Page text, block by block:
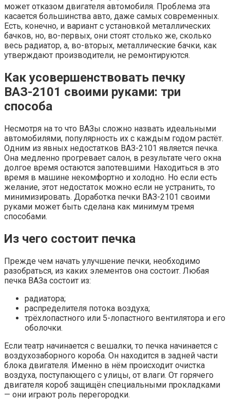
может отказом двигателя автомобиля. Проблема эта
касается большинства авто, даже самых современных.
Есть, конечно, и вариант с установкой металлических
бачков, но, во-первых, они стоят столько же, сколько
весь радиатор, а, во-вторых, металлические бачки, как
утверждают производители, не ремонтируются.
Как усовершенствовать печку
ВАЗ-2101 своими руками: три
способа
Несмотря на то что ВАЗы сложно назвать идеальными
автомобилями, популярность их с каждым годом растёт.
Одним из явных недостатков ВАЗ-2101 является печка.
Она медленно прогревает салон, в результате чего окна
долгое время остаются запотевшими. Находиться в это
время в машине некомфортно и холодно. Но если есть
желание, этот недостаток можно если не устранить, то
минимизировать. Доработка печки ВАЗ-2101 своими
руками может быть сделана как минимум тремя
способами.
Из чего состоит печка
Прежде чем начать улучшение печки, необходимо
разобраться, из каких элементов она состоит. Любая
печка ВАЗа состоит из:
радиатора;
распределителя потока воздуха;
трёхлопастного или 5-лопастного вентилятора и его
оболочки.
Если театр начинается с вешалки, то печка начинается с
воздухозаборного короба. Он находится в задней части
блока двигателя. Именно в нём происходит очистка
воздуха, поступающего с улицы, от влаги. От горячего
двигателя короб защищён специальными прокладками
— они играют роль перегородки.